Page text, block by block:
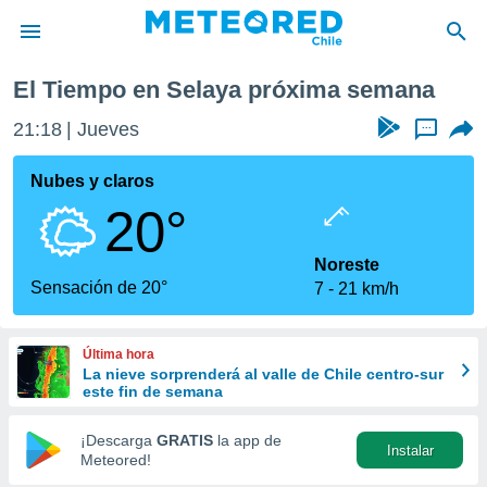
de
por
que se
calidad.
a este
las
y
forma
digital
basada
El Tiempo en Selaya próxima semana
21:18 Jueves ...
Nubes y claros
20°
Sensación de 20°
Noreste
7
21 km/h
Última hora
La nieve sorprenderá al valle de Chile centro-sur
este fin de semana
¡Descarga GRATIS la app de
Meteored!
Instalar